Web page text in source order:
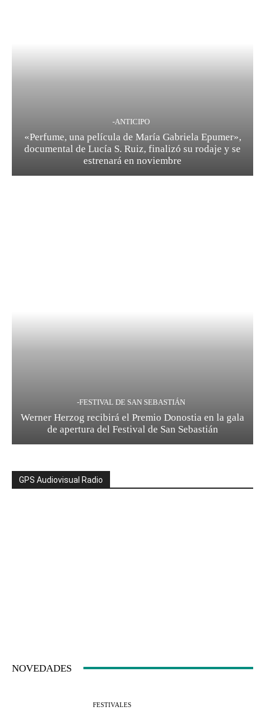
-ANTICIPO
«Perfume, una película de María Gabriela Epumer»,
documental de Lucía S. Ruiz, finalizó su rodaje y se
estrenará en noviembre
-FESTIVAL DE SAN SEBASTIÁN
Werner Herzog recibirá el Premio Donostia en la gala
de apertura del Festival de San Sebastián
GPS Audiovisual Radio
NOVEDADES
FESTIVALES